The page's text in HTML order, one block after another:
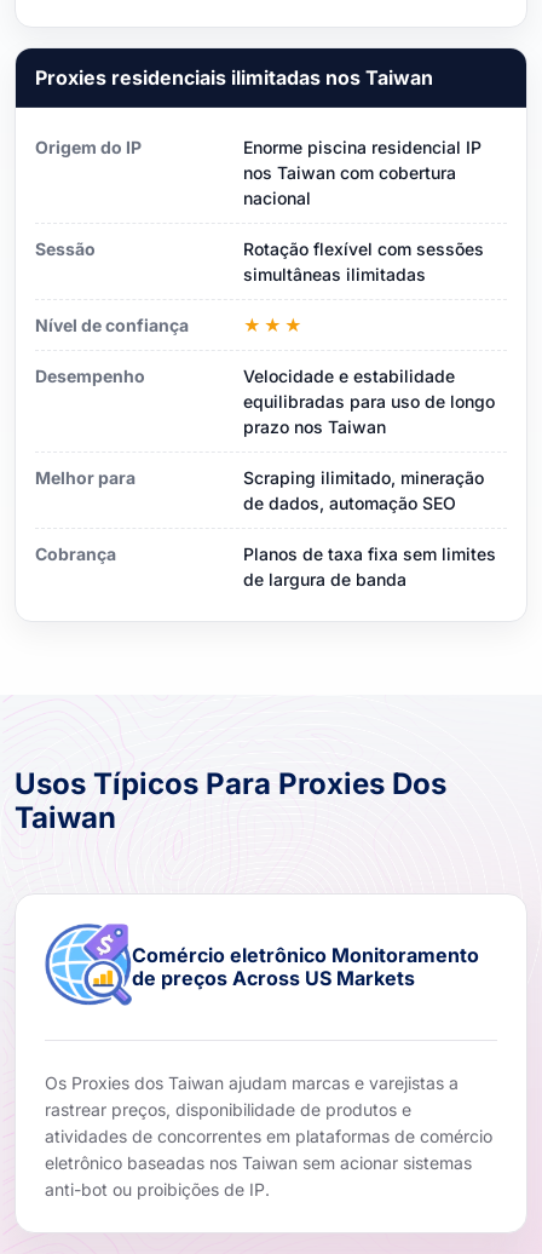
Proxies residenciais ilimitadas nos Taiwan
Origem do IP
Enorme piscina residencial IP
nos Taiwan com cobertura
nacional
Sessão
Rotação flexível com sessões
simultâneas ilimitadas
Nível de confiança ★★★
Desempenho
Velocidade e estabilidade
equilibradas para uso de longo
prazo nos Taiwan
Melhor para
Scraping ilimitado, mineração
de dados, automação SEO
Cobrança
Planos de taxa fixa sem limites
de largura de banda
Usos Típicos Para Proxies Dos
Taiwan
Comércio eletrônico Monitoramento
de preços Across US Markets
Os Proxies dos Taiwan ajudam marcas e varejistas a
rastrear preços, disponibilidade de produtos e
atividades de concorrentes em plataformas de comércio
eletrônico baseadas nos Taiwan sem acionar sistemas
anti-bot ou proibições de IP.